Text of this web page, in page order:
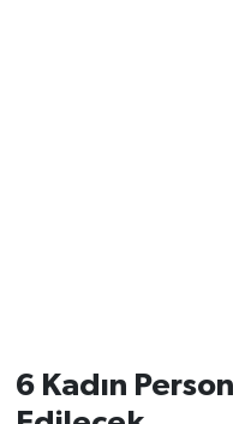
6 Kadın